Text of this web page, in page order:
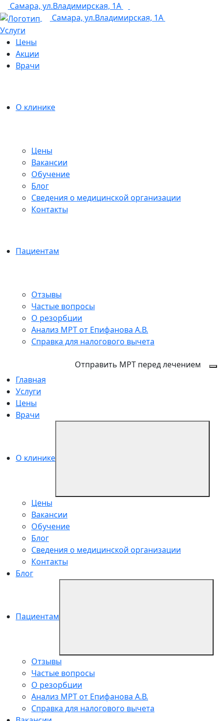
Самара, ул.Владимирская, 1А
Самара, ул.Владимирская, 1А
Услуги
Цены
Акции
Врачи
О клинике
Цены
Вакансии
Обучение
Блог
Сведения о медицинской организации
Контакты
Пациентам
Отзывы
Частые вопросы
О резорбции
Анализ МРТ от Епифанова А.В.
Справка для налогового вычета
Отправить МРТ перед лечением
Главная
Услуги
Цены
Врачи
О клинике
Цены
Вакансии
Обучение
Блог
Сведения о медицинской организации
Контакты
Блог
Пациентам
Отзывы
Частые вопросы
О резорбции
Анализ МРТ от Епифанова А.В.
Справка для налогового вычета